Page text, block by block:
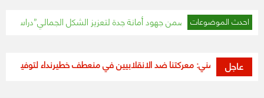
احدث الموضوعات دراسة طبية تكشف “الأثر المدمر” للنوم غير “المنضبط”
عاجل
اليمني: معركتنا ضد الانقلابيين في منعطف خطيرنداء لتوفير 877 مليون دولار للاستجابة لأزمة لاجئي الروهينجا في بنجلاديش